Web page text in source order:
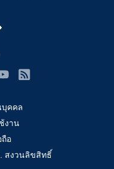
ร
ก้ไขปัญหา
บุคคล
งาน
อ
สงวนลิขสิทธิ์